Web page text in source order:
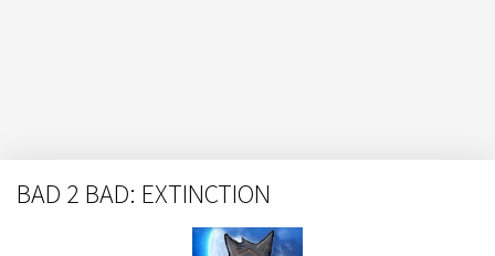
BAD 2 BAD: EXTINCTION